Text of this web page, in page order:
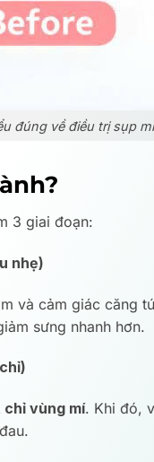
đúng về điều trị sụp
3 giai đoạn:
nhẹ)
và cảm giác căng
sưng nhanh hơn.
chỉ vùng mí. Khi đó,